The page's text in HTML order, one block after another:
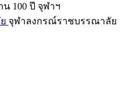
น 100 ปี จุฬาฯ
จุฬาลงกรณ์ราชบรรณาลัย